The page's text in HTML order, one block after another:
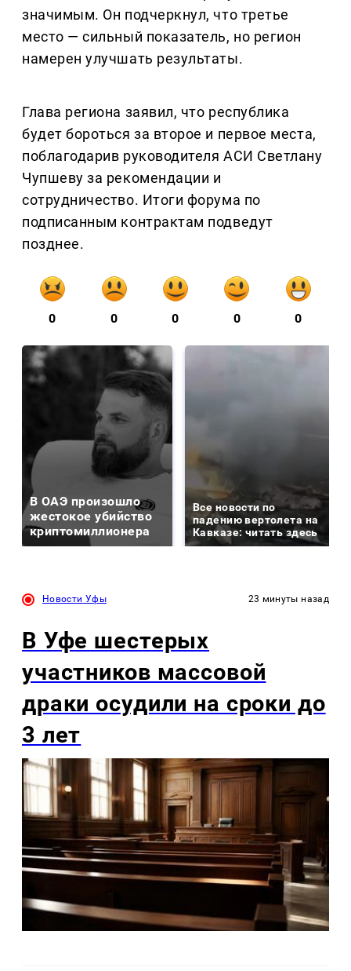
значимым. Он подчеркнул, что третье
место — сильный показатель, но регион
намерен улучшать результаты.
Глава региона заявил, что республика
будет бороться за второе и первое места,
поблагодарив руководителя АСИ Светлану
Чупшеву за рекомендации и
сотрудничество. Итоги форума по
подписанным контрактам подведут
позднее.
0 0 0 0 0
В ОАЭ произошло
жестокое убийство
криптомиллионера
Все новости по
падению вертолета на
Кавказе: читать здесь
Новости Уфы 23 минуты назад
В Уфе шестерых
участников массовой
драки осудили на сроки до
3 лет